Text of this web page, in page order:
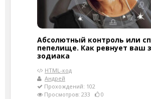
Абсолютный контроль или
пепелище. Как ревнует ваш
зодиака
HTML-код
Андрей
Прохождений: 102
Просмотров: 233
0